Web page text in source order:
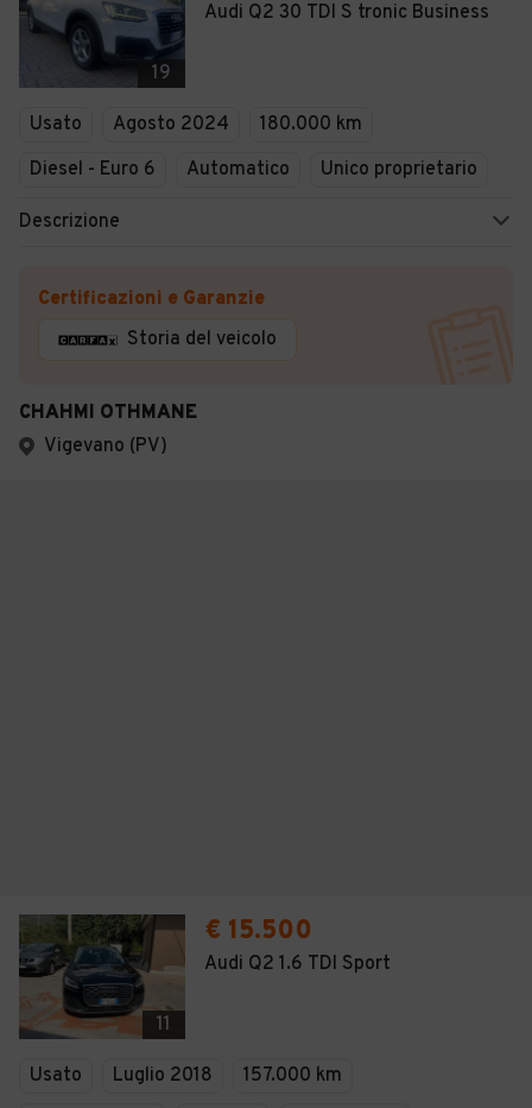
19
Audi Q2 30 TDI S tronic Business
Usato Agosto 2024
180.000 km
Diesel - Euro 6
Automatico Unico proprietario
Descrizione
Certificazioni e Garanzie
Storia del veicolo
CHAHMI OTHMANE
Vigevano (PV)
11
€ 15.500
Audi Q2 1.6 TDI Sport
Usato Luglio 2018
157.000 km